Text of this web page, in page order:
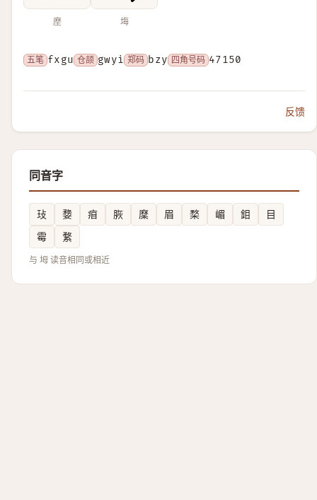
塺 㙁
五笔 fxgu 仓颉 gwyi 郑码 bzy 四角号码 47150
反馈
同音字
㺳 㜈 㾇 脄 穈 眉 楘 嵋 鉬
目
霉
䋷
与 坶 读音相同或相近